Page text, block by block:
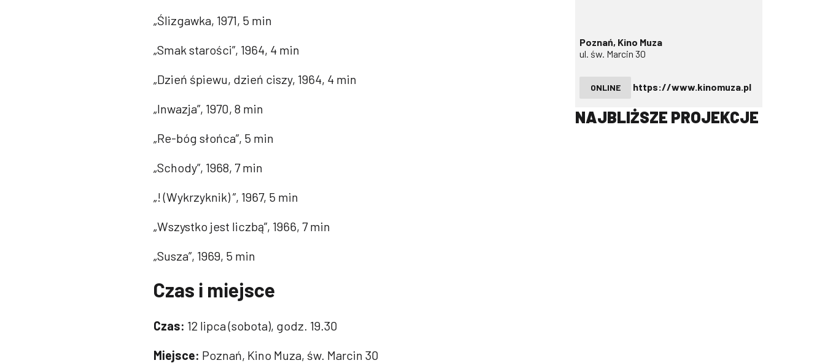
„Ślizgawka, 1971, 5 min
„Smak starości”, 1964, 4 min
„Dzień śpiewu, dzień ciszy, 1964, 4 min
„Inwazja”, 1970, 8 min
„Re-bóg słońca”, 5 min
„Schody”, 1968, 7 min
„! (Wykrzyknik) ”, 1967, 5 min
„Wszystko jest liczbą”, 1966, 7 min
„Susza”, 1969, 5 min
Czas i miejsce
Czas: 12 lipca (sobota), godz. 19.30
Miejsce: Poznań, Kino Muza, św. Marcin 30
Poznań, Kino Muza
ul. św. Marcin 30
ONLINE https://www.kinomuza.pl
NAJBLIŻSZE PROJEKCJE